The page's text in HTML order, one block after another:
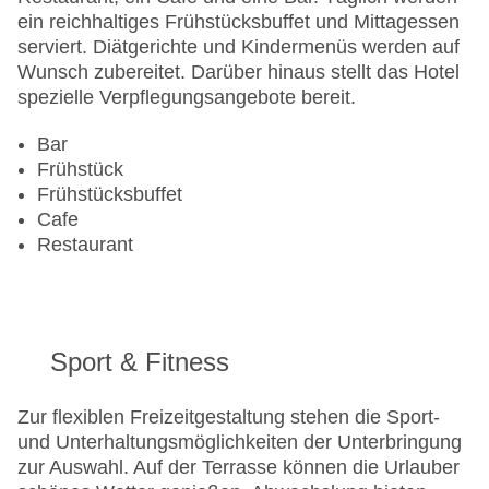
ein reichhaltiges Frühstücksbuffet und Mittagessen
serviert. Diätgerichte und Kindermenüs werden auf
Wunsch zubereitet. Darüber hinaus stellt das Hotel
spezielle Verpflegungsangebote bereit.
Bar
Frühstück
Frühstücksbuffet
Cafe
Restaurant
Sport & Fitness
Zur flexiblen Freizeitgestaltung stehen die Sport-
und Unterhaltungsmöglichkeiten der Unterbringung
zur Auswahl. Auf der Terrasse können die Urlauber